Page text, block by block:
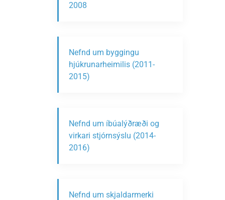
2008
Nefnd um byggingu
hjúkrunarheimilis (2011-
2015)
Nefnd um íbúalýðræði og
virkari stjórnsýslu (2014-
2016)
Nefnd um skjaldarmerki